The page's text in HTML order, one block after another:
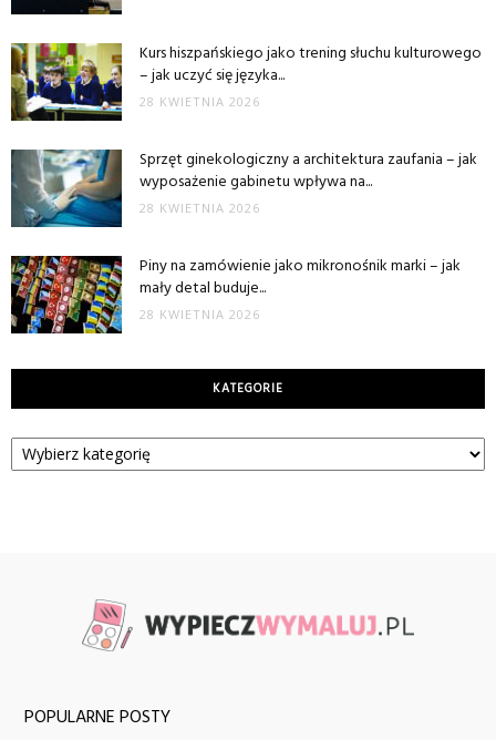
Kurs hiszpańskiego jako trening słuchu kulturowego
– jak uczyć się języka...
28 KWIETNIA 2026
Sprzęt ginekologiczny a architektura zaufania – jak
wyposażenie gabinetu wpływa na...
28 KWIETNIA 2026
Piny na zamówienie jako mikronośnik marki – jak
mały detal buduje...
28 KWIETNIA 2026
KATEGORIE
Kategorie
POPULARNE POSTY